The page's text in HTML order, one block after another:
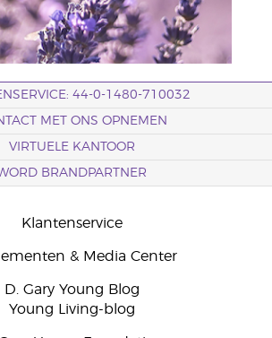
44-0-1480-710032
MET ONS OPNEMEN
VIRTUELE KANTOOR
BRANDPARTNER
Klantenservice
& Media Center
D. Gary Young Blog
Young Living-blog